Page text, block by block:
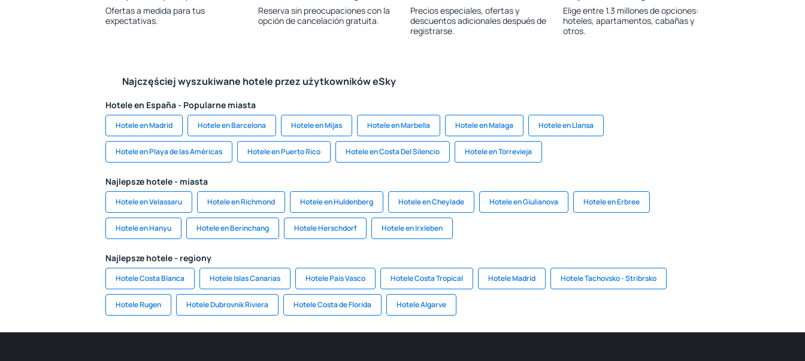
Ofertas a medida para tus
expectativas.
Reserva sin preocupaciones con la
opción de cancelación gratuita.
Precios especiales, ofertas y
descuentos adicionales después de
registrarse.
Elige entre 1.3 millones de opciones:
hoteles, apartamentos, cabañas y
otros.
Najczęściej wyszukiwane hotele przez użytkowników eSky
Hotele en España - Popularne miasta
Hotele en Madrid Hotele en Barcelona Hotele en Mijas Hotele en Marbella Hotele en Malaga Hotele en Llansa
Hotele en Playa de las Américas Hotele en Puerto Rico Hotele en Costa Del Silencio Hotele en Torrevieja
Najlepsze hotele - miasta
Hotele en Velassaru Hotele en Richmond Hotele en Huldenberg Hotele en Cheylade Hotele en Giulianova Hotele en Erbree
Hotele en Hanyu Hotele en Berinchang Hotele Herschdorf Hotele en Irxleben
Najlepsze hotele - regiony
Hotele Costa Blanca Hotele Islas Canarias Hotele País Vasco Hotele Costa Tropical Hotele Madrid Hotele Tachovsko - Stribrsko
Hotele Rugen Hotele Dubrovnik Riviera Hotele Costa de Florida Hotele Algarve